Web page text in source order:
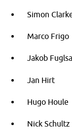
Simon
Marco Frigo
Jakob
Jan Hirt
Hugo Houle
Nick Schultz